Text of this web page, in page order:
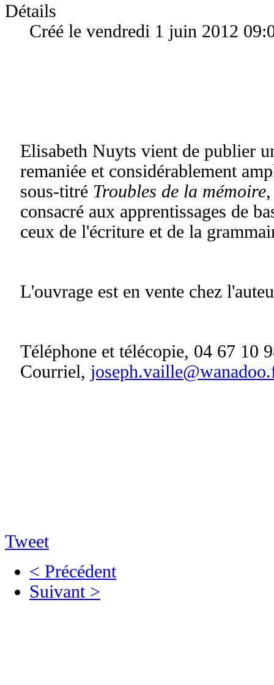
Détails
Créé le vendredi 1 juin 2012
Elisabeth Nuyts vient de publier
remaniée et considérablement
sous-titré Troubles de la
consacré aux apprentissages de
ceux de l'écriture et de la
L'ouvrage est en vente chez
Téléphone et télécopie, 04 67 10
Courriel,
Tweet
< Précédent
Suivant >